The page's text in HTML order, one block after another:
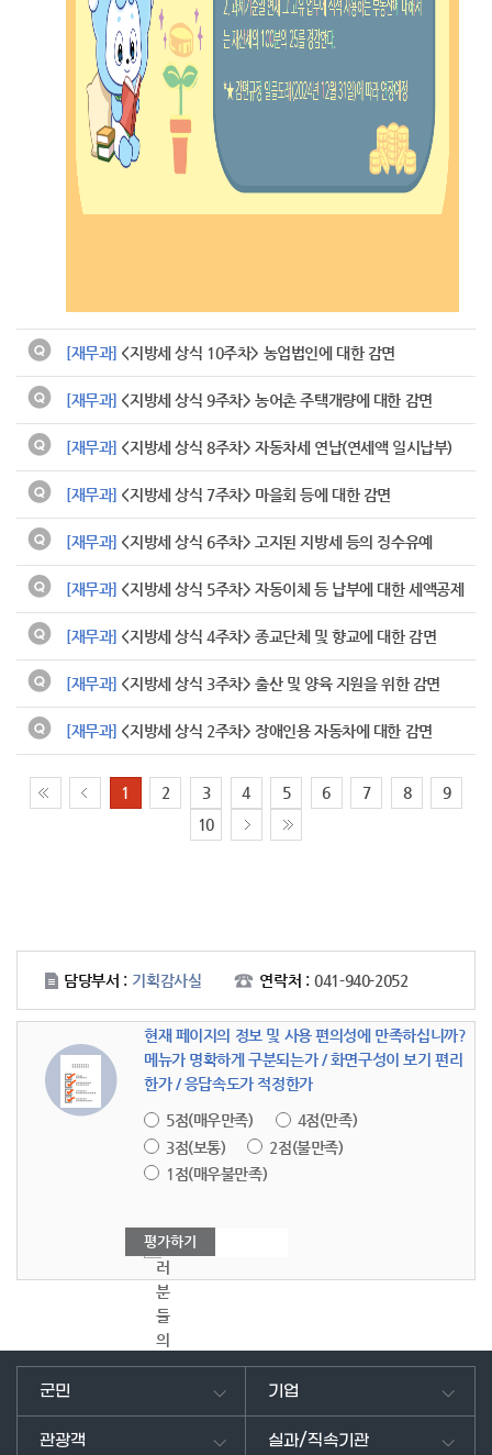
[재무과] <지방세 상식 10주차> 농업법인에 대한 감면
[재무과] <지방세 상식 9주차> 농어촌 주택개량에 대한 감면
[재무과] <지방세 상식 8주차> 자동차세 연납(연세액 일시납부)
[재무과] <지방세 상식 7주차> 마을회 등에 대한 감면
[재무과] <지방세 상식 6주차> 고지된 지방세 등의 징수유예
[재무과] <지방세 상식 5주차> 자동이체 등 납부에 대한 세액공제
[재무과] <지방세 상식 4주차> 종교단체 및 향교에 대한 감면
[재무과] <지방세 상식 3주차> 출산 및 양육 지원을 위한 감면
[재무과] <지방세 상식 2주차> 장애인용 자동차에 대한 감면
1 2 3 4 5 6 7 8
9
10
담당부서 : 기획감사실 연락처 : 041-940-2052
현재 페이지의 정보 및 사용 편의성에 만족하십니까?
메뉴가 명확하게 구분되는가 / 화면구성이 보기 편리
한가 / 응답속도가 적정한가
5점(매우만족)
4점(만족)
3점(보통)
2점(불만족)
1점(매우불만족)
여
러
분
들
의
의
을
군민 기업
관광객 실과/직속기관